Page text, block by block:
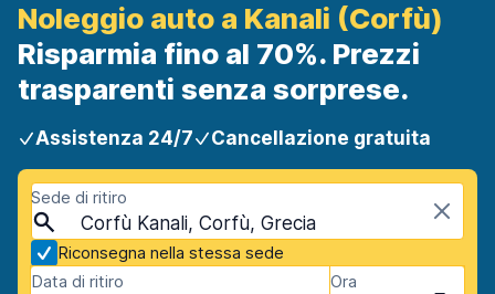
Noleggio auto a Kanali (Corfù)
Risparmia fino al 70%. Prezzi
trasparenti senza sorprese.
Assistenza 24/7 Cancellazione gratuita
Sede di ritiro
Corfù Kanali, Corfù, Grecia
Riconsegna nella stessa sede
Data di ritiro
Ora